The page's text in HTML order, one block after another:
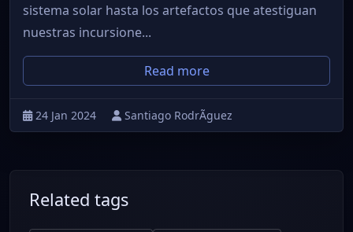
sistema solar hasta los artefactos que atestiguan
nuestras incursione...
Read more
24 Jan 2024 Santiago RodrÃ­guez
Related tags